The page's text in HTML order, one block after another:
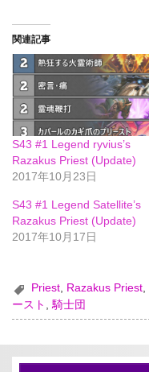
関連記事
S43 #1 Legend ryvius’s
Razakus Priest (Update)
2017年10月23日
S43 #1 Legend Satellite’s
Razakus Priest (Update)
2017年10月17日
Priest, Razakus Priest,
ースト
,騎士団